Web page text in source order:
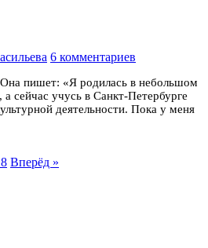
6 комментариев
пишет: «Я родилась в небольшом
сейчас учусь в Санкт-Петербурге
деятельности. Пока у меня
Вперёд »